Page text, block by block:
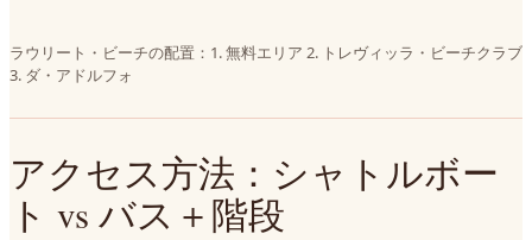
ラウリート・ビーチの配置：1. 無料エリア 2. トレヴィッラ・ビーチクラブ
3. ダ・アドルフォ
アクセス方法：シャトルボー
ト vs バス＋階段